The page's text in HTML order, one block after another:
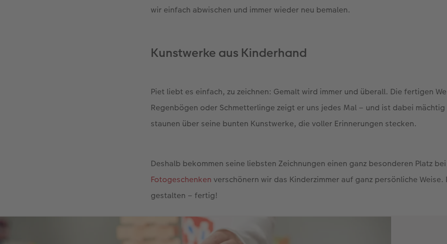
wir einfach abwischen und immer wieder neu bemalen.
Kunstwerke aus Kinderhand
Piet liebt es einfach, zu zeichnen: Gemalt wird immer und überall. Die fertigen
Regenbögen oder Schmetterlinge zeigt er uns jedes Mal – und ist dabei
staunen über seine bunten Kunstwerke, die voller Erinnerungen stecken.
Deshalb bekommen seine liebsten Zeichnungen einen ganz besonderen Platz
Fotogeschenken verschönern wir das Kinderzimmer auf ganz persönliche Weise.
gestalten – fertig!